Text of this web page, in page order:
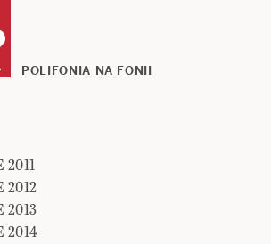
POLIFONIA NA FONII
2011
2012
2013
2014